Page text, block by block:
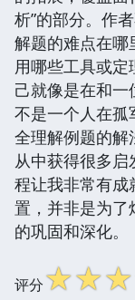
析”的部分。作
解题的难点在哪
用哪些工具或定
己就像是在和
不是一个人在孤
全理解例题的解
从中获得很多
程让我非常有成
置，并非是为了
的巩固和深化。
评分☆☆☆